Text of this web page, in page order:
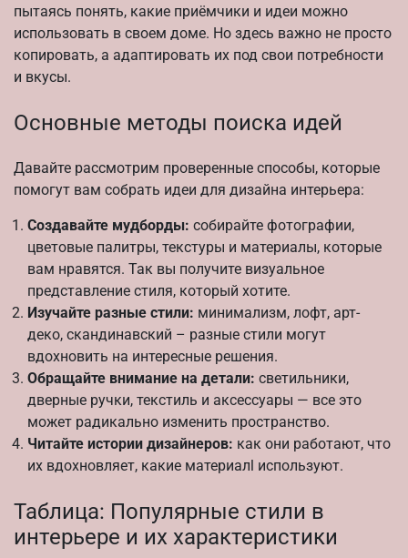
пытаясь понять, какие приёмчики и идеи можно
использовать в своем доме. Но здесь важно не просто
копировать, а адаптировать их под свои потребности
и вкусы.
Основные методы поиска идей
Давайте рассмотрим проверенные способы, которые
помогут вам собрать идеи для дизайна интерьера:
Создавайте мудборды: собирайте фотографии,
цветовые палитры, текстуры и материалы, которые
вам нравятся. Так вы получите визуальное
представление стиля, который хотите.
Изучайте разные стили: минимализм, лофт, арт-
деко, скандинавский – разные стили могут
вдохновить на интересные решения.
Обращайте внимание на детали: светильники,
дверные ручки, текстиль и аксессуары — все это
может радикально изменить пространство.
Читайте истории дизайнеров: как они работают, что
их вдохновляет, какие материалl используют.
Таблица: Популярные стили в
интерьере и их характеристики